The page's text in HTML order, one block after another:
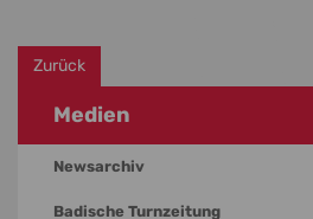
Zurück
Medien
Newsarchiv
Badische Turnzeitung